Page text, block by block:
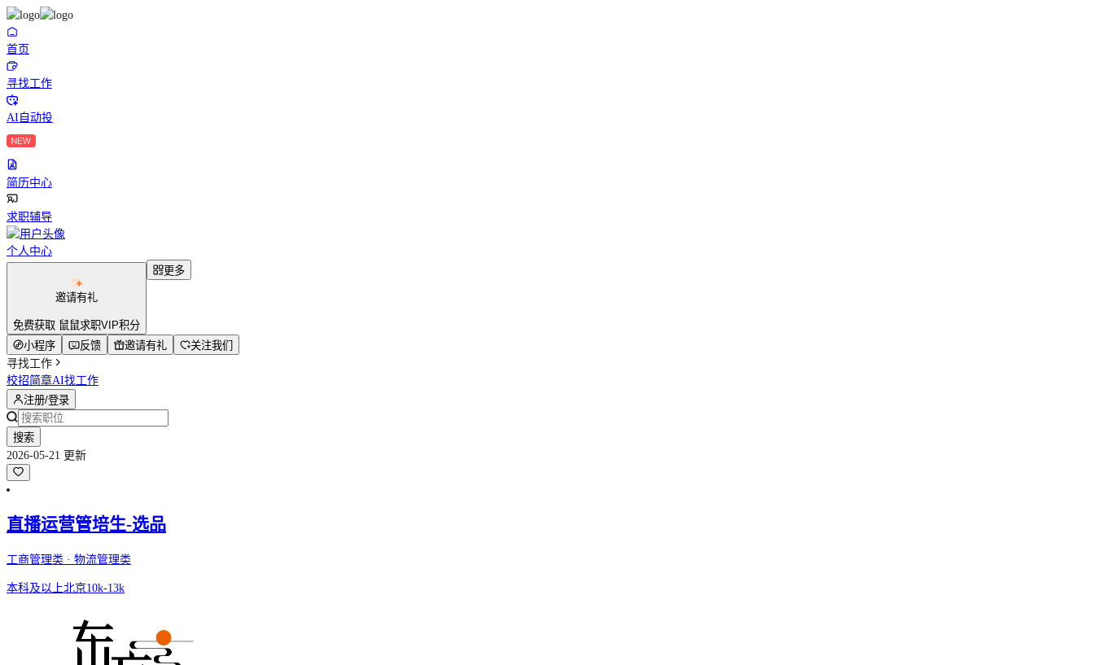
首页
寻找工作
AI自动投
简历中心
求职辅导
个人中心
邀请有礼
免费获取 鼠鼠求职VIP积分
更多
小程序 反馈 邀请有礼
关注我们
寻找工作
校招简章AI找工作
注册/登录
搜索
2026-05-21 更新
直播运营管培生-选品
工商管理类 · 物流管理类
本科及以上北京10k-13k